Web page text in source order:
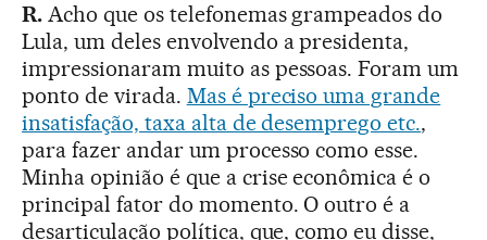
R.Acho que os telefonemas grampeados do
Lula, um deles envolvendo a presidenta,
impressionaram muito as pessoas. Foram um
ponto de virada. Mas é preciso uma grande
insatisfação, taxa alta de desemprego etc.,
para fazer andar um processo como esse.
Minha opinião é que a crise econômica é o
principal fator do momento. O outro é a
desarticulação política, que, como eu disse,